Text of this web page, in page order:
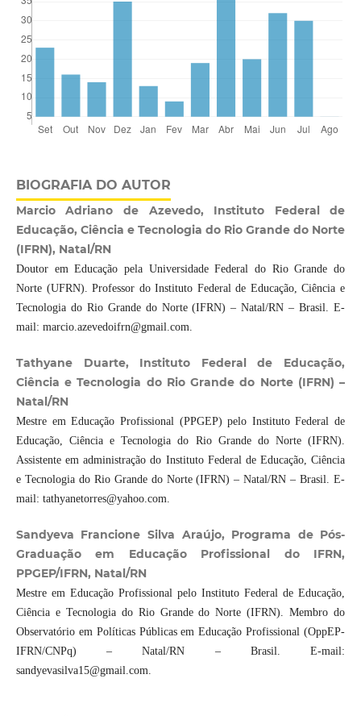
BIOGRAFIA DO AUTOR
Marcio Adriano de Azevedo, Instituto Federal de
Educação, Ciência e Tecnologia do Rio Grande do Norte
(IFRN), Natal/RN
Doutor em Educação pela Universidade Federal do Rio Grande do
Norte (UFRN). Professor do Instituto Federal de Educação, Ciência e
Tecnologia do Rio Grande do Norte (IFRN) – Natal/RN – Brasil. E-
mail: marcio.azevedoifrn@gmail.com.
Tathyane Duarte, Instituto Federal de Educação,
Ciência e Tecnologia do Rio Grande do Norte (IFRN) –
Natal/RN
Mestre em Educação Profissional (PPGEP) pelo Instituto Federal de
Educação, Ciência e Tecnologia do Rio Grande do Norte (IFRN).
Assistente em administração do Instituto Federal de Educação, Ciência
e Tecnologia do Rio Grande do Norte (IFRN) – Natal/RN – Brasil. E-
mail: tathyanetorres@yahoo.com.
Sandyeva Francione Silva Araújo, Programa de Pós-
Graduação em Educação Profissional do IFRN,
PPGEP/IFRN, Natal/RN
Mestre em Educação Profissional pelo Instituto Federal de Educação,
Ciência e Tecnologia do Rio Grande do Norte (IFRN). Membro do
Observatório em Políticas Públicas em Educação Profissional (OppEP-
IFRN/CNPq) – Natal/RN – Brasil. E-mail:
sandyevasilva15@gmail.com.